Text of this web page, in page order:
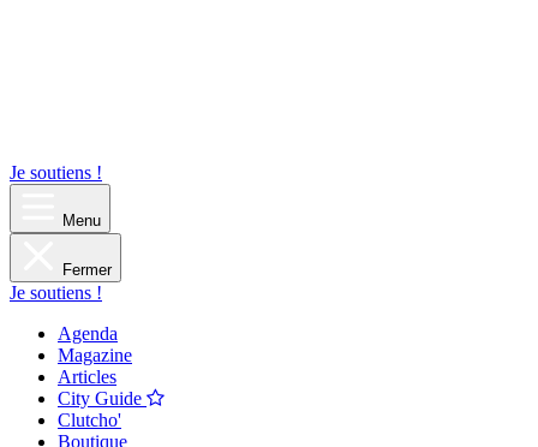
Je soutiens !
Menu
Fermer
Je soutiens !
Agenda
Magazine
Articles
City Guide
Clutcho'
Boutique